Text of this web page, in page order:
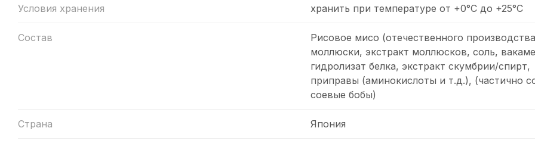
Условия хранения хранить при температуре от +0°С до +25°С
Состав
Рисовое мисо (отечественного
моллюски, экстракт моллюсков, соль,
гидролизат белка, экстракт скумбрии/спирт,
приправы (аминокислоты и т.д.), (частично
соевые бобы)
Страна Япония